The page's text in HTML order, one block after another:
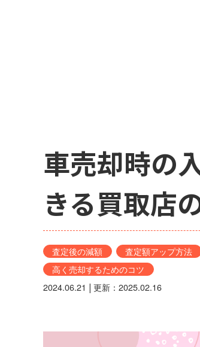
車売却時の
きる買取店
査定後の減額 査定額アップ方法
高く売却するためのコツ
2024.06.21 | 更新：2025.02.16